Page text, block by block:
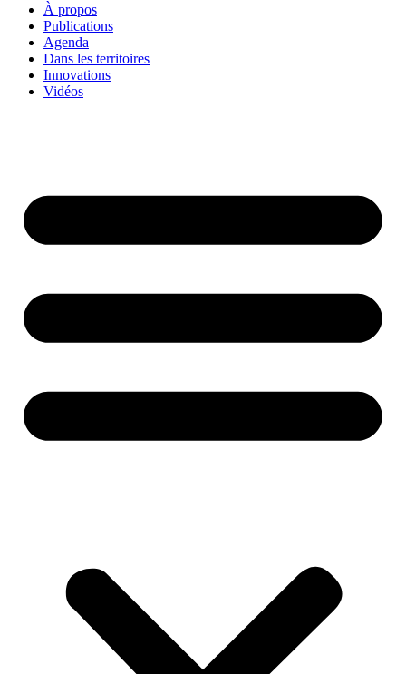
À propos
Publications
Agenda
Dans les territoires
Innovations
Vidéos